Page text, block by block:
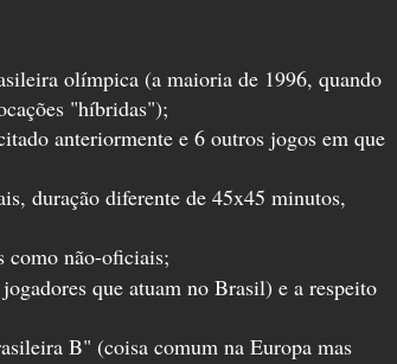
olímpica (a maioria de 1996, quando
"híbridas");
anteriormente e 6 outros jogos em que
duração diferente de 45x45 minutos,
como não-oficiais;
que atuam no Brasil) e a respeito
B" (coisa comum na Europa mas